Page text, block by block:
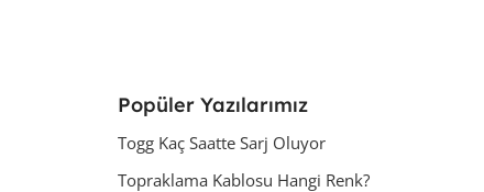
Popüler Yazılarımız
Togg Kaç Saatte Sarj Oluyor
Topraklama Kablosu Hangi Renk?